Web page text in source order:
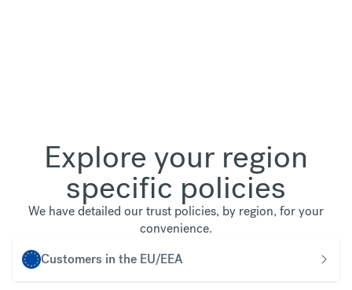
Explore your region
specific policies
We have detailed our trust policies, by region, for your
convenience.
Customers in the EU/EEA